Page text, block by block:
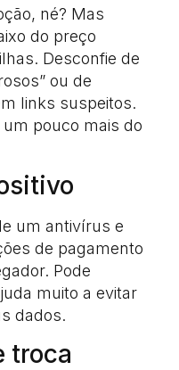
né? Mas
do preço
Desconfie de
ou de
links suspeitos.
pouco mais do
um antivírus e
de pagamento
Pode
muito a evitar
dados.
troca